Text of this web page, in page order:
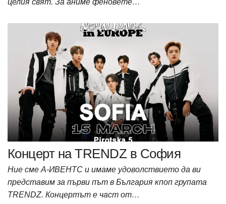
Концерт на TRENDZ в София
Ние сме А-ИВЕНТС и имаме удоволствието да ви
представим за първи път в България кпоп групата
TRENDZ. Концертът е част от…